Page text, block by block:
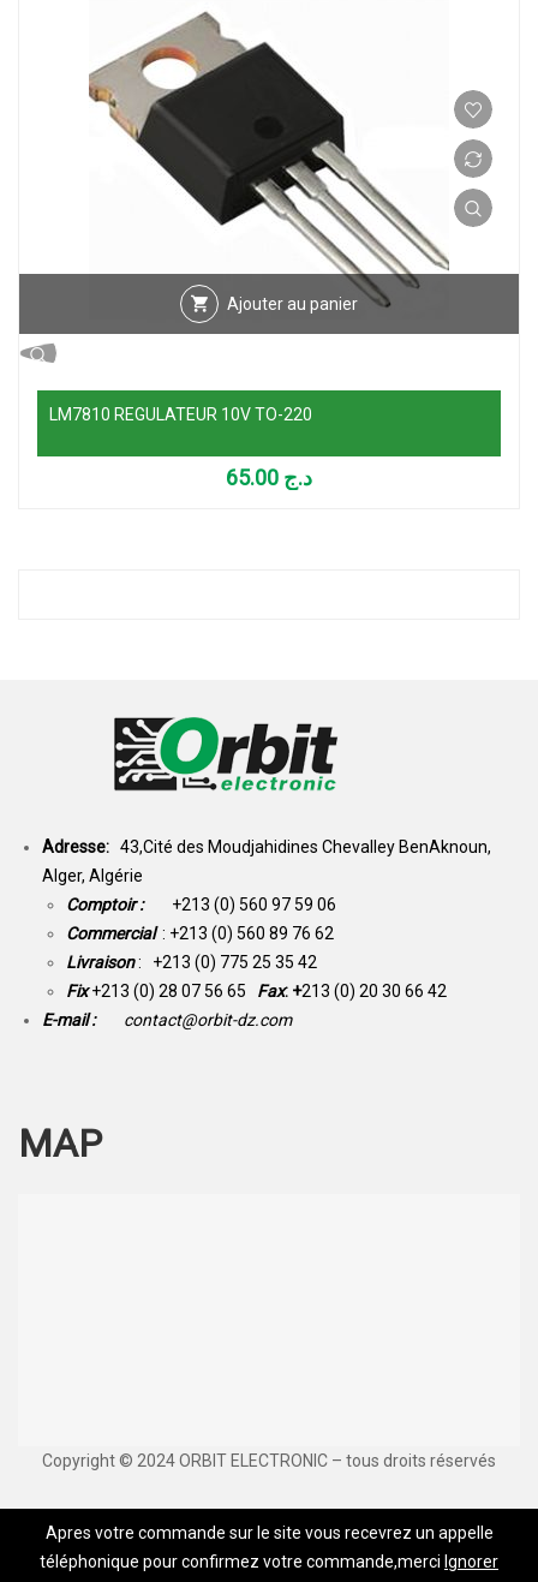
Ajouter au panier
LM7810 REGULATEUR 10V TO-220
د.ج
Adresse: 43,Cité des Moudjahidines Chevalley BenAknoun,
Alger, Algérie
Comptoir : +213 (0) 560 97 59 06
Commercial : +213 (0) 560 89 76 62
Livraison: +213 (0) 775 25 35 42
Fix +213 (0) 28 07 56 65 Fax: +213 (0) 20 30 66 42
E-mail :
contact@orbit-dz.com
MAP
Copyright © 2024 ORBIT ELECTRONIC – tous droits réservés
Apres votre commande sur le site vous recevrez un appelle
téléphonique pour confirmez votre commande,merci Ignorer